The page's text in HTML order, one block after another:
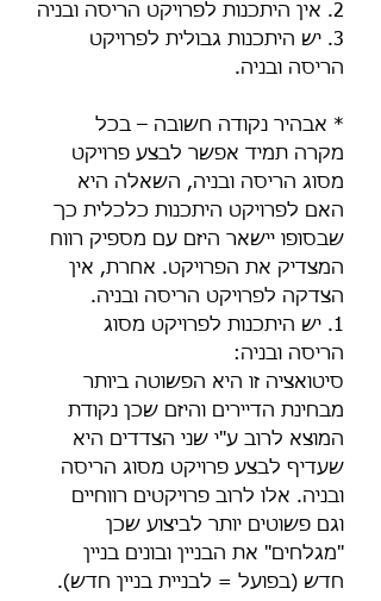
2. אין היתכנות לפרויקט הריסה ובניה
3. יש היתכנות גבולית לפרויקט
הריסה ובניה.
* אבהיר נקודה חשובה – בכל
מקרה תמיד אפשר לבצע פרויקט
מסוג הריסה ובניה, השאלה היא
האם לפרויקט היתכנות כלכלית כך
שבסופו יישאר היזם עם מספיק רווח
המצדיק את הפרויקט. אחרת, אין
הצדקה לפרויקט הריסה ובניה.
1. יש היתכנות לפרויקט מסוג
הריסה ובניה:
סיטואציה זו היא הפשוטה ביותר
מבחינת הדיירים והיזם שכן נקודת
המוצא לרוב ע"י שני הצדדים היא
שעדיף לבצע פרויקט מסוג הריסה
ובניה. אלו לרוב פרויקטים רווחיים
וגם פשוטים יותר לביצוע שכן
"מגלחים" את הבניין ובונים בניין
חדש (בפועל = לבניית בניין חדש).